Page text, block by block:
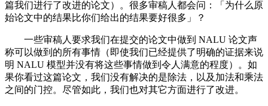
篇我们进行了改进的论文）。很多审稿人都会问：「为什么原
始论文中的结果比你们给出的结果要好很多」？
一些审稿人要求我们在提交的论文中做到 NALU 论文声
称可以做到的所有事情（即使我们已经提供了明确的证据来说
明 NALU 模型并没有将这些事情做到令人满意的程度）。如
果你看过这篇论文，我们没有解决的是除法，以及加法和乘法
之间的门控。尽管如此，我们也对其它方面进行了改进。